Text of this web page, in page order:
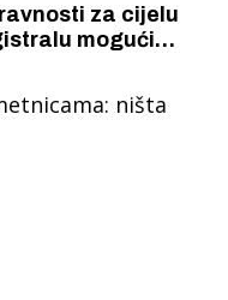
za cijelu
mogući